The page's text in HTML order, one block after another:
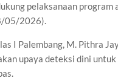
pelaksanaan
05/2026).
I Palembang, M. Pithra
upaya deteksi dini